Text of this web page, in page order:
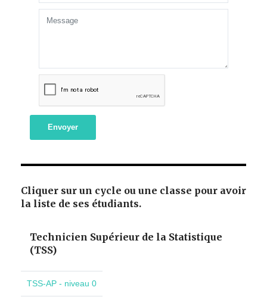
Envoyer
Cliquer sur un cycle ou une classe pour avoir
la liste de ses étudiants.
Technicien Supérieur de la Statistique
(TSS)
TSS-AP - niveau 0